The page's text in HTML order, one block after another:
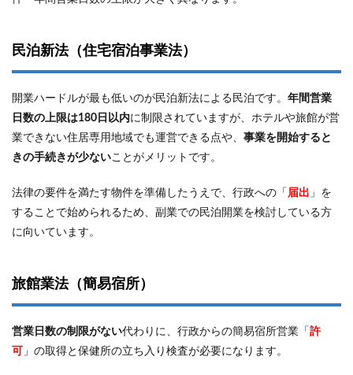
家戦
略特
別区
国人
滞在
経営
事
2
民泊
経営
に必
と手
国家
資格
民泊新法（住宅宿泊事業法）
開業ハードルが最も低いのが民泊新法による民泊です。 年間営業
日数の上限は180日以内に制限されていますが、ホテルや旅館が営
業できない住居専用地域でも運営できる点や、 事業を開始すると
きの手続きが少ないことがメリットです。
法律の要件を満たす物件を準備したうえで、行政への「 届出 」を
することで始められるため、副業での民泊開業を検討している方
に向いています。
旅館業法（簡易宿所）
営業日数の制限がない代わりに、行政からの簡易宿所営業「 許
可 」の取得と保健所の立ち入り検査が必要になります。